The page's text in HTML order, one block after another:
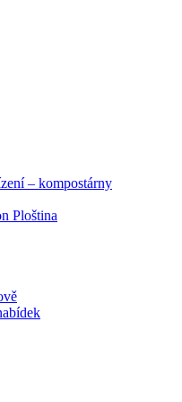
– kompostárny
Ploština